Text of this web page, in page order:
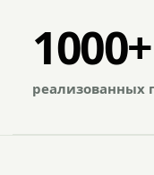
1000+
реализованных